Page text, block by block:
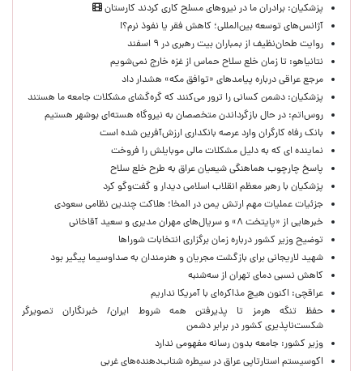
پزشکیان: برادران ما در نیروهای مسلح کاری کردند کارستان
آژانس‌های توسعه بین‌المللی؛ کاهش فقر یا نفوذ نرم؟!
روایت طحان‌نظیف از بمباران بیت رهبری در ۹ اسفند
نتانیاهو: تا زمان خلع سلاح حماس از غزه خارج نمی‌شویم
مرجع عراقی درباره پیامدهای «توافق مکه» هشدار داد
پزشکیان: دشمن کسانی را ترور می‌کنند که گره‌گشای مشکلات جامعه ما هستند
روس‌اتم: در حال بازگرداندن متخصصان به نیروگاه هسته‌ای بوشهر هستیم
بانک رفاه کارگران وارد عرصه بانکداری ارزش‌آفرین شده است
نماینده ای که به دلیل مشکلات مالی موبایلش را فروخت
پاسخ چارچوب هماهنگی شیعیان عراق به طرح خلع سلاح
پزشکیان با رهبر معظم انقلاب اسلامی دیدار و گفت‌وگو کرد
جزئیات عملیات مهم ارتش یمن در المخا؛ هلاکت چندین نظامی سعودی
خبرهایی از «پایتخت ۸» و سریال‌های مهران مدیری و سعید آقاخانی
توضیح وزیر کشور درباره زمان برگزاری انتخابات شوراها
شهید لاریجانی برای بازگشت مجریان و هنرمندان به صداوسیما پیگیر بود
کاهش نسبی دمای تهران از سه‌شنبه
عراقچی: اکنون هیچ مذاکره‌ای با آمریکا نداریم
حفظ تنگه هرمز تا پذیرفتن همه شروط ایران/ خبرنگاران تصویرگر
شکست‌ناپذیری کشور در برابر دشمن
وزیر کشور: جامعه بدون رسانه مفهومی ندارد
اکوسیستم استارتاپی عراق در سیطره شتاب‌دهنده‌‌های غربی